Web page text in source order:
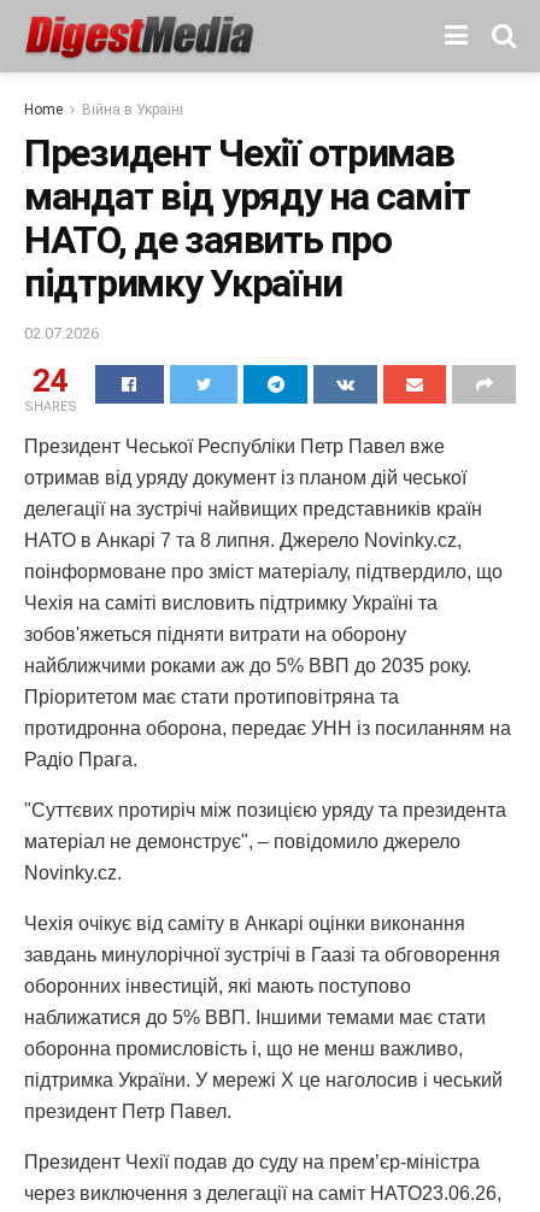
Home Війна в Україні
Президент Чехії отримав
мандат від уряду на саміт
НАТО, де заявить про
підтримку України
02.07.2026
24
SHARES
Президент Чеської Республіки Петр Павел вже
отримав від уряду документ із планом дій чеської
делегації на зустрічі найвищих представників країн
НАТО в Анкарі 7 та 8 липня. Джерело Novinky.cz,
поінформоване про зміст матеріалу, підтвердило, що
Чехія на саміті висловить підтримку Україні та
зобов'яжеться підняти витрати на оборону
найближчими роками аж до 5% ВВП до 2035 року.
Пріоритетом має стати протиповітряна та
протидронна оборона, передає УНН із посиланням на
Радіо Прага.
"Суттєвих протиріч між позицією уряду та президента
матеріал не демонструє", – повідомило джерело
Novinky.cz.
Чехія очікує від саміту в Анкарі оцінки виконання
завдань минулорічної зустрічі в Гаазі та обговорення
оборонних інвестицій, які мають поступово
наближатися до 5% ВВП. Іншими темами має стати
оборонна промисловість і, що не менш важливо,
підтримка України. У мережі X це наголосив і чеський
президент Петр Павел.
Президент Чехії подав до суду на прем’єр-міністра
через виключення з делегації на саміт НАТО23.06.26,